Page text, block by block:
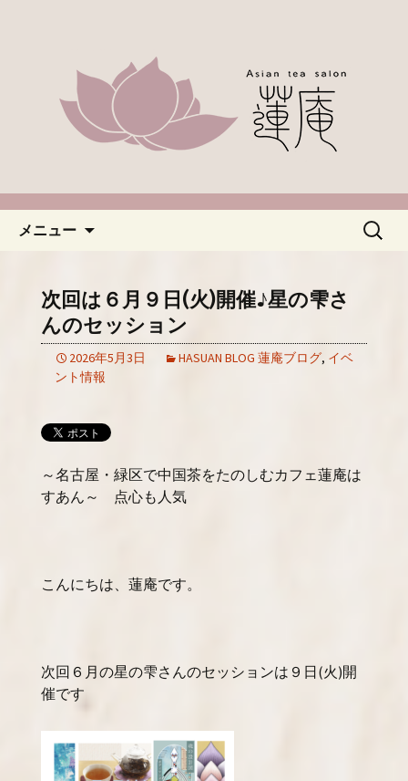
「名古屋・緑区で中国茶が楽し
めるカフェ蓮庵～はすあん
～」のブログ
とした癒しの空間でカフェ使いにどう
ぞ。やさしい甘さ控えめのスイーツや
天津などもございます。新着情報はこ
ちらからチェックしてください。
メニュー
検
次回は６月９日(火)開催♪星の雫さ
んのセッション
2026年5月3日 HASUAN BLOG 蓮庵ブログ, イベ
ント情報
～名古屋・緑区で中国茶をたのしむカフェ蓮庵は
すあん～ 点心も人気
こんにちは、蓮庵です。
次回６月の星の雫さんのセッションは９日(火)開
催です